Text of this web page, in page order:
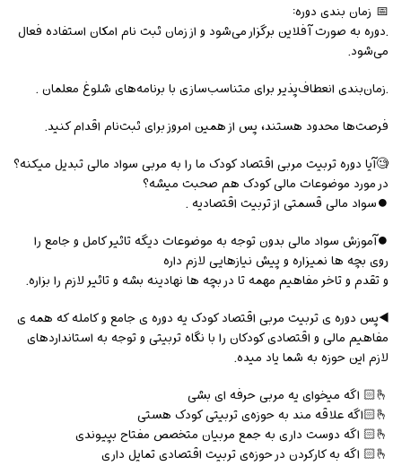
📅 زمان بندی دوره:
.دوره به صورت آفلاین برگزار می‌شود و از زمان ثبت نام امکان استفاده فعال
می‌شود.
.زمان‌بندی انعطاف‌پذیر برای متناسب‌سازی با برنامه‌های شلوغ معلمان .
فرصت‌ها محدود هستند، پس از همین امروز برای ثبت‌نام اقدام کنید.
🧐آیا دوره تربیت مربی اقتصاد کودک ما را به مربی سواد مالی تبدیل میکنه؟
در مورد موضوعات مالی کودک هم صحبت میشه؟
⏺سواد مالی قسمتی از تربیت اقتصادیه .
⏺آموزش سواد مالی بدون توجه به موضوعات دیگه تاثیر کامل و جامع را
روی بچه ها نمیزاره و پیش نیازهایی لازم داره
و تقدم و تاخر مفاهیم مهمه تا در بچه ها نهادینه بشه و تاثیر لازم را بزاره.
◀️پس دوره ی تربیت مربی اقتصاد کودک یه دوره ی جامع و کامله که همه ی
مفاهیم مالی و اقتصادی کودکان را با نگاه تربیتی و توجه به استانداردهای
لازم این حوزه به شما یاد میده.
🫰🏻 اگه میخوای یه مربی حرفه ای بشی
🫰🏻اگه علاقه مند به حوزه‌ی تربیتی کودک هستی
🫰🏻 اگه دوست داری به جمع مربیان متخصص مفتاح بپیوندی
🫰🏻 اگه به کارکردن در حوزه‌ی تربیت اقتصادی تمایل داری